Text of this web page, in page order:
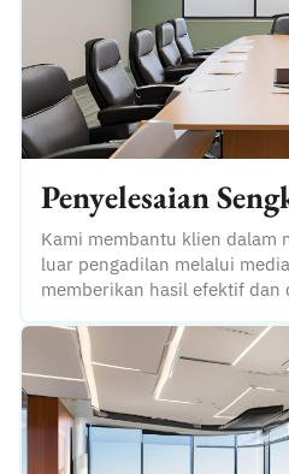
Penyelesaian
Kami membantu klien dalam
luar pengadilan melalui
memberikan hasil efektif dan